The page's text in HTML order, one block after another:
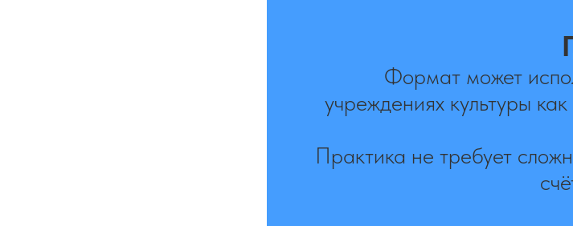
Формат может
учреждениях культуры
Практика не требует